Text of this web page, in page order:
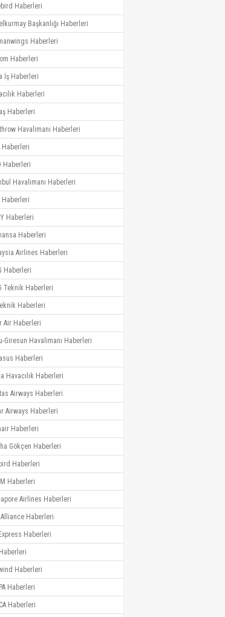
Haberleri
Başkanlığı Haberleri
Haberleri
Haberleri
İş Haberleri
Haberleri
Haberleri
Havalimanı Haberleri
Haberleri
Haberleri
Havalimanı Haberleri
Haberleri
Haberleri
Haberleri
Airlines Haberleri
Haberleri
Teknik Haberleri
Haberleri
Air Haberleri
Giresun Havalimanı Haberleri
Haberleri
Havacılık Haberleri
Airways Haberleri
Airways Haberleri
Haberleri
Gökçen Haberleri
Haberleri
Haberleri
Airlines Haberleri
Alliance Haberleri
Haberleri
Haberleri
Haberleri
Haberleri